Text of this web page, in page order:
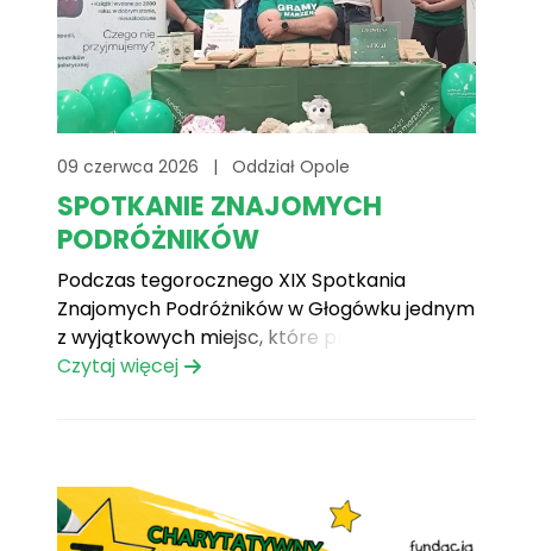
09 czerwca 2026 | Oddział Opole
SPOTKANIE ZNAJOMYCH
PODRÓŻNIKÓW
Podczas tegorocznego XIX Spotkania
Znajomych Podróżników w Głogówku jednym
z wyjątkowych miejsc, które przyciągało
uwagę uczestników, było stoisko
oferty książek podróżniczych, reportaży,
powieści obyczajowych i wielu innych. Każda
zakupiona książka miała szczególną
Czytaj więcej